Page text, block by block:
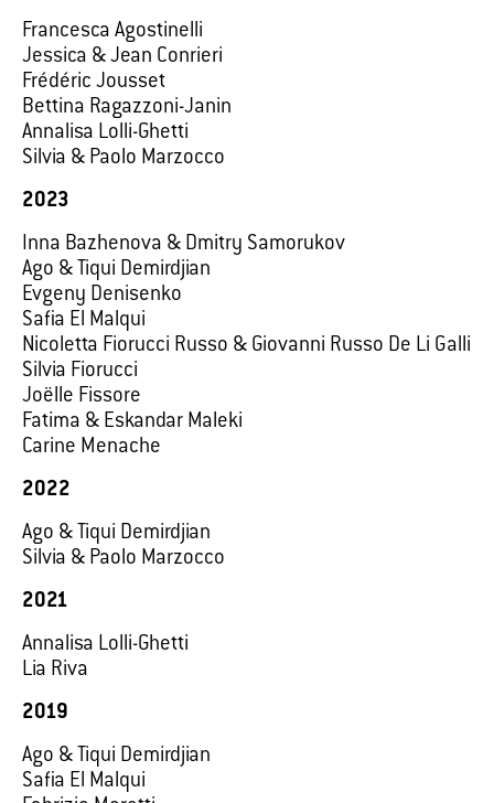
Francesca Agostinelli
Jessica & Jean Conrieri
Frédéric Jousset
Bettina Ragazzoni-Janin
Annalisa Lolli-Ghetti
Silvia & Paolo Marzocco
2023
Inna Bazhenova & Dmitry Samorukov
Ago & Tiqui Demirdjian
Evgeny Denisenko
Safia El Malqui
Nicoletta Fiorucci Russo & Giovanni Russo De Li Galli
Silvia Fiorucci
Joëlle Fissore
Fatima & Eskandar Maleki
Carine Menache
2022
Ago & Tiqui Demirdjian
Silvia & Paolo Marzocco
2021
Annalisa Lolli-Ghetti
Lia Riva
2019
Ago & Tiqui Demirdjian
Safia El Malqui